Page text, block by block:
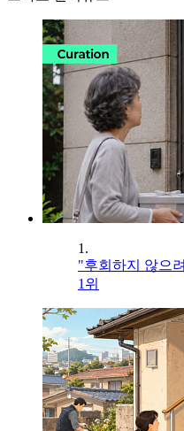
1.
"후회하지 않으
1위